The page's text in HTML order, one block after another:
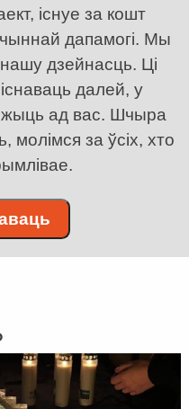
існуе за кошт
дапамогі. Мы
дзейнасць. Ці
далей, у
ад вас. Шчыра
молімся за ўсіх, хто